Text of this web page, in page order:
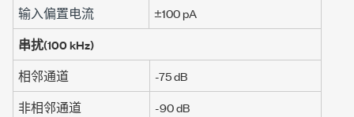
输入偏置电流
±100 pA
串扰(100 kHz)
相邻通道
-75 dB
非相邻通道
-90 dB